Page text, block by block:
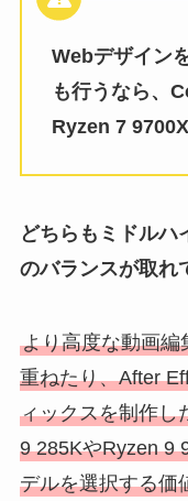
Webデザイン
も行うなら、
Ryzen 7
どちらもミドルハ
のバランスが取れ
より高度な動画編
重ねたり、After
ィックスを制作し
9 285KやRyzen 9
デルを選択する価